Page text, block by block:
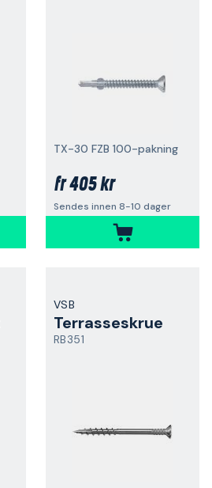
TX-30 FZB 100-pakning
fr405 kr
Sendes innen 8-10 dager
VSB
Terrasseskrue
RB351